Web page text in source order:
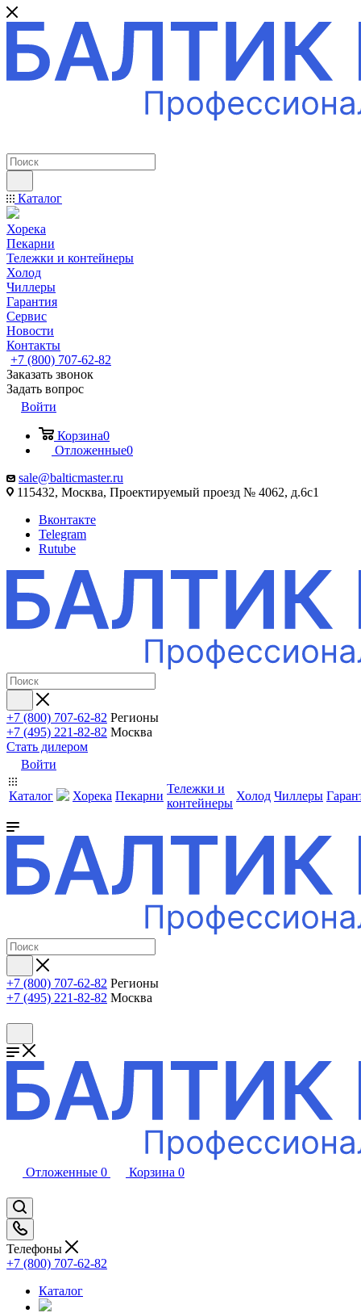
Каталог
Хорека
Пекарни
Тележки и контейнеры
Холод
Чиллеры
Гарантия
Сервис
Новости
Контакты
+7 (800) 707-62-82
Заказать звонок
Задать вопрос
Войти
Корзина0
Отложенные0
sale@balticmaster.ru
115432, Москва, Проектируемый проезд № 4062, д.6с1
Вконтакте
Telegram
Rutube
+7 (800) 707-62-82 Регионы
+7 (495) 221-82-82 Москва
Стать дилером
Войти
Каталог Хорека Пекарни
Тележки и
контейнеры
Холод Чиллеры
+7 (800) 707-62-82 Регионы
+7 (495) 221-82-82 Москва
Отложенные 0 Корзина 0
Телефоны
+7 (800) 707-62-82
Каталог